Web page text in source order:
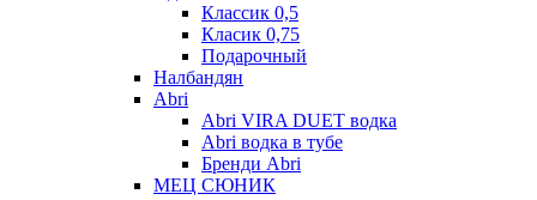
Классик 0,5
Класик 0,75
Подарочный
Налбандян
Abri
Abri VIRA DUET водка
Abri водка в тубе
Бренди Abri
МЕЦ СЮНИК